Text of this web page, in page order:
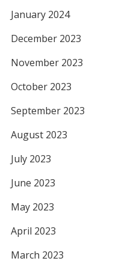
January 2024
December 2023
November 2023
October 2023
September 2023
August 2023
July 2023
June 2023
May 2023
April 2023
March 2023